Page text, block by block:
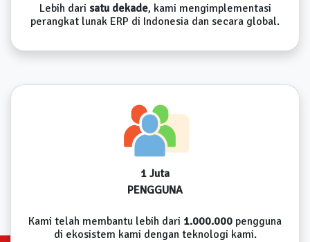
Lebih dari satu dekade, kami mengimplementasi
perangkat lunak ERP di Indonesia dan secara global.
1 Juta
PENGGUNA
Kami telah membantu lebih dari 1.000.000 pengguna
di ekosistem kami dengan teknologi kami.